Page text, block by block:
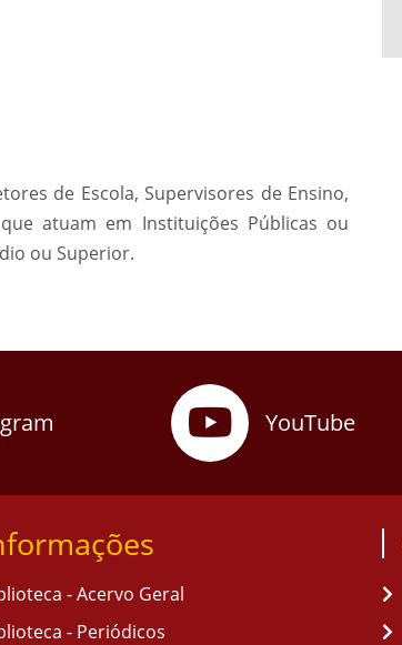
de Escola, Supervisores de Ensino,
atuam em Instituições Públicas ou
ou Superior.
YouTube
- Acervo Geral
- Periódicos